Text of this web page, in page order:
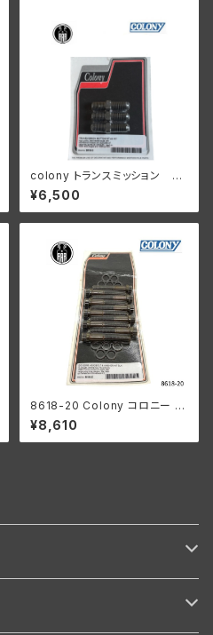
colony トランスミッション ボ
トム スタッドキット 26年以降
45"s
¥6,500
8618-20 Colony コロニー ビ
ッグボア ヘッドボルト ワッシャ
ー キット ハーレーダビッドソン
1948年以降 パンヘッド ショベ
¥8,610